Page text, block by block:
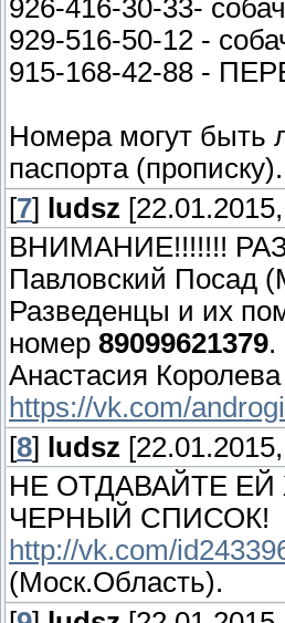
926-416-30-33-
929-516-50-12 -
915-168-42-88 -
Номера могут быть
паспорта (прописку).
[7] ludsz
ВНИМАНИЕ!!!!!!!
Павловский Посад
Разведенцы и их
номер 89099621379.
Анастасия Королева
https://vk.com/
[8] ludsz
НЕ ОТДАВАЙТЕ
ЧЕРНЫЙ СПИСОК!
http://vk.com/
(Моск.Область).